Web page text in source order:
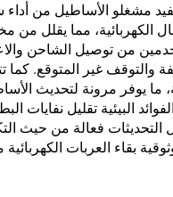
مشغلو الأساطيل من
مما يقلل من
من توصيل الشاحن
والتوقف غير
ما يوفر مرونة لتحديث
البيئية تقليل
التحديثات فعالة من حيث
بقاء العربات